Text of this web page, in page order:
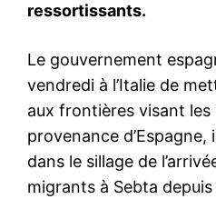
Commission européenne,
brossé mercredi dans son
discours annuel sur l’état de
l’Union un tableau sans éclat
de l’Europe, confronté à la
crise du coronavirus et à la
pire récession de son histoire,
mais elle s’est aussi voulue
rassurante en fixant de…
16 September 2020
In "Europe"